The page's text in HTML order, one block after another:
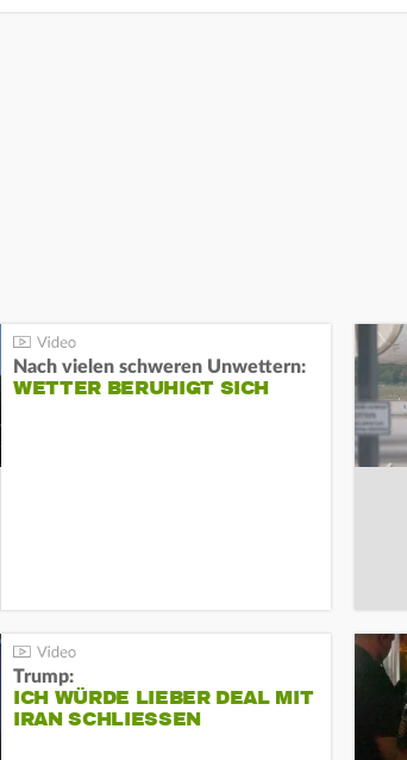
Nach vielen schweren Unwettern:
WETTER BERUHIGT SICH
Trump:
ICH WÜRDE LIEBER DEAL MIT
IRAN SCHLIESSEN